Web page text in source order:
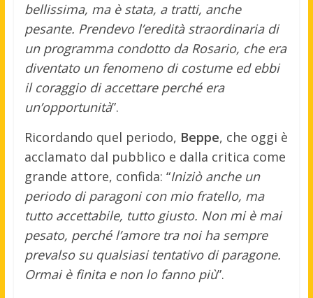
bellissima, ma è stata, a tratti, anche
pesante. Prendevo l’eredità straordinaria di
un programma condotto da Rosario, che era
diventato un fenomeno di costume ed ebbi
il coraggio di accettare perché era
un’opportunità”.
Ricordando quel periodo, Beppe, che oggi è
acclamato dal pubblico e dalla critica come
grande attore, confida: “Iniziò anche un
periodo di paragoni con mio fratello, ma
tutto accettabile, tutto giusto. Non mi è mai
pesato, perché l’amore tra noi ha sempre
prevalso su qualsiasi tentativo di paragone.
Ormai è finita e non lo fanno più”.